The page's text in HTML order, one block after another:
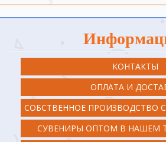
КОНТАКТЫ
ОПЛАТА И
СОБСТВЕННОЕ ПРОИЗВОДСТВО
СУВЕНИРЫ ОПТОМ В НАШЕМ